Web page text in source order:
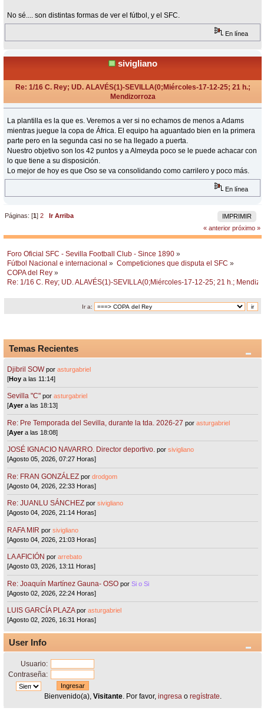
No sé.... son distintas formas de ver el fútbol, y el SFC.
En línea
sivigliano
Re: 1/16 C. Rey; UD. ALAVÉS(1)-SEVILLA(0;Miércoles-17-12-25; 21 h.;
Mendizorroza
La plantilla es la que es. Veremos a ver si no echamos de menos a Adams
mientras juegue la copa de África. El equipo ha aguantado bien en la primera
parte pero en la segunda casi no se ha llegado a puerta.
Nuestro objetivo son los 42 puntos y a Almeyda poco se le puede achacar con
lo que tiene a su disposición.
Lo mejor de hoy es que Oso se va consolidando como carrilero y poco más.
En línea
IMPRIMIR
Páginas: [1]2
Ir Arriba
« anterior próximo »
Foro Oficial SFC - Sevilla Football Club - Since 1890 »
Fútbol Nacional e internacional » Competiciones que disputa el SFC »
COPA del Rey »
Re: 1/16 C. Rey; UD. ALAVÉS(1)-SEVILLA(0;Miércoles-17-12-25; 21 h.;
Ir a:
Temas Recientes
Djibril SOW porasturgabriel
[Hoy a las 11:14]
Sevilla "C"porasturgabriel
[Ayera las 18:13]
Re: Pre Temporada del Sevilla, durante la tda. 2026-27 porasturgabriel
[Ayera las 18:08]
JOSÉ IGNACIO NAVARRO. Director deportivo. porsivigliano
[Agosto 05, 2026, 07:27 Horas]
Re: FRAN GONZÁLEZ pordrodgom
[Agosto 04, 2026, 22:33 Horas]
Re: JUANLU SÁNCHEZ porsivigliano
[Agosto 04, 2026, 21:14 Horas]
RAFA MIR porsivigliano
[Agosto 04, 2026, 21:03 Horas]
LA AFICIÓN porarrebato
[Agosto 03, 2026, 13:11 Horas]
Re: Joaquín Martínez Gauna- OSO porSi o Si
[Agosto 02, 2026, 22:24 Horas]
LUIS GARCÍA PLAZA porasturgabriel
[Agosto 02, 2026, 16:31 Horas]
User Info
Usuario:
Contraseña:
Bienvenido(a), Visitante. Por favor, ingresao regístrate.